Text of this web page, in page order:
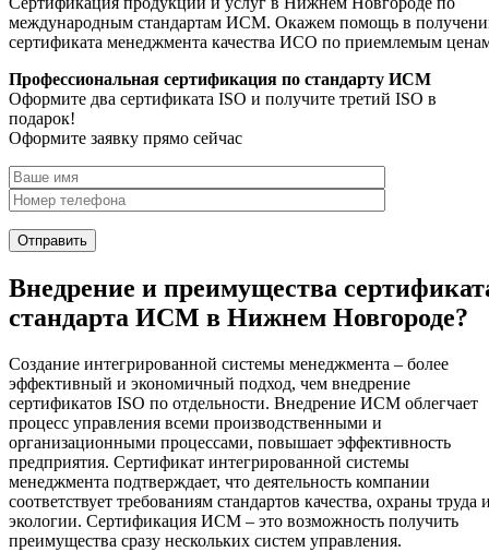
международным стандартам ИСМ. Окажем помощь в
сертификата менеджмента качества ИСО по приемлемым
Профессиональная сертификация по стандарту ИСМ
Оформите два сертификата ISO и получите третий ISO в
подарок!
Оформите заявку прямо сейчас
Внедрение и преимущества
стандарта ИСМ в Нижнем Новгороде?
Создание интегрированной системы менеджмента – более
эффективный и экономичный подход, чем внедрение
сертификатов ISO по отдельности. Внедрение ИСМ облегчает
процесс управления всеми производственными и
организационными процессами, повышает эффективность
предприятия. Сертификат интегрированной системы
менеджмента подтверждает, что деятельность компании
соответствует требованиям стандартов качества, охраны труда
экологии. Сертификация ИСМ – это возможность получить
преимущества сразу нескольких систем управления.